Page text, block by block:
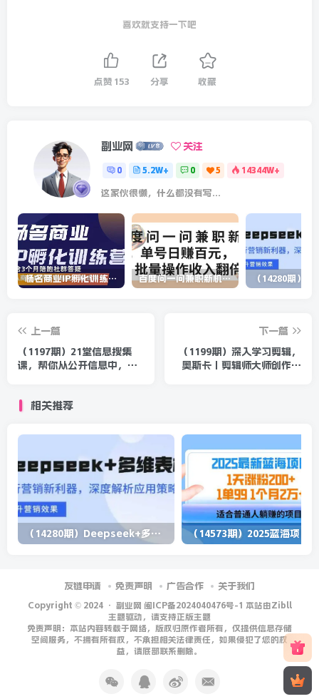
喜欢就支持一下吧
点赞 153 分享 收藏
副业网 关注
0 5.2W+ 0 5 14344W+
这家伙很懒，什么都没有写...
杨名商业IP孵化训练营，从商业到内容到转化一站式学 价值5980元 百度问一问兼职新机遇，单号日赚百元，批量操作收入翻倍
上一篇
（1197期）21堂信息搜集
课，帮你从公开信息中，快
下一篇
（1199期）深入学习剪辑，
奥斯卡丨剪辑师大师创作全
相关推荐
（14280期）Deepseek+多维表格，银行营销新利器，深度解析应用策略，提升营销效果
友链申请 免责声明 广告合作 关于我们
Copyright © 2024 · 副业网 闽ICP备2024040476号-1 本站由Zibll
主题驱动，请支持正版主题
免责声明：本站内容转载于网络，版权归原作者所有，仅提供信息存储
空间服务，不拥有所有权，不承担相关法律责任，如果侵犯了您的权
益，请底部联系删除。